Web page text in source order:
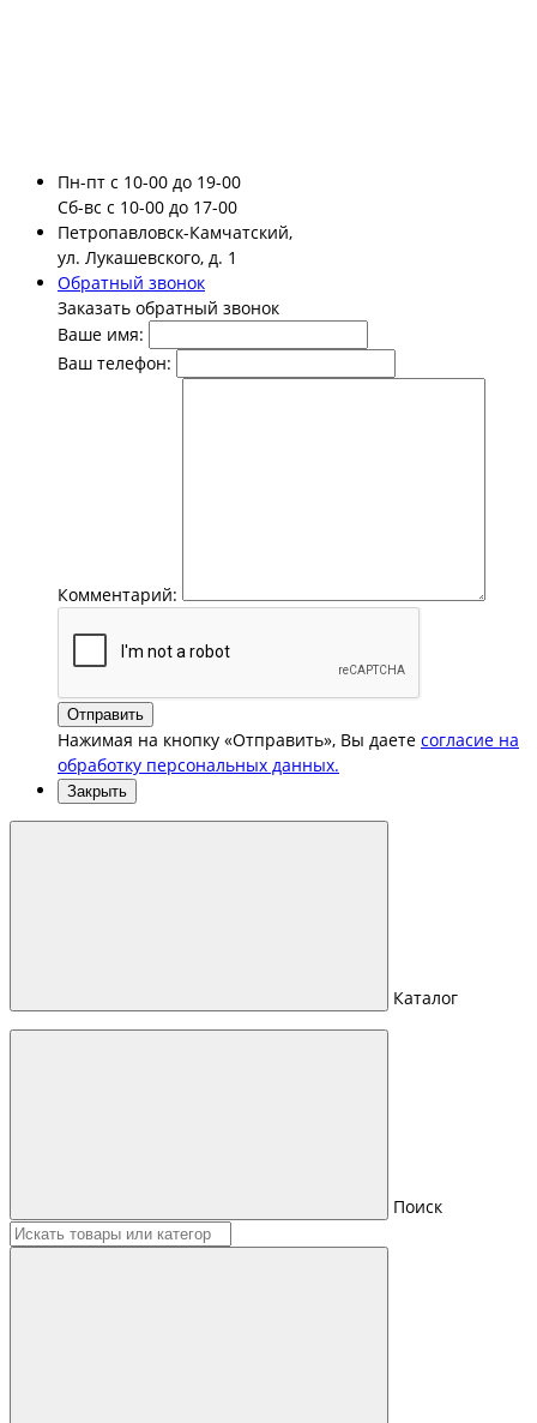
Пн-пт с 10-00 до 19-00
Сб-вс с 10-00 до 17-00
Петропавловск-Камчатский,
ул. Лукашевского, д. 1
Обратный звонок
Заказать обратный звонок
Ваше имя:
Ваш телефон:
Комментарий:
Отправить
Нажимая на кнопку «Отправить», Вы даете согласие на
обработку персональных данных.
Закрыть
Каталог
Поиск